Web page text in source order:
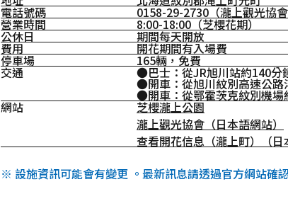
電話號碼 0158-29-2730（瀧上觀光協
營業時間 8:00-18:00（芝櫻花期）
公休日 期間每天開放
費用 開花期間有入場費
停車場 165輛，免費
交通 ●巴士：從JR旭川站約140分
●開車：從旭川紋別高速公路
●開車：從鄂霍茨克紋別機場
網站
芝櫻瀧上公園
瀧上觀光協會（日本語網站）
查看開花信息（瀧上町）（日
※ 設施資訊可能會有變更 。最新訊息請透過官方網站確